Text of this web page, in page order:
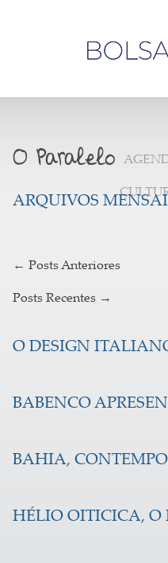
ARQUIVOS
← Posts Anteriores
Posts Recentes →
O DESIGN
BABENCO
BAHIA,
HÉLIO OITICICA, O